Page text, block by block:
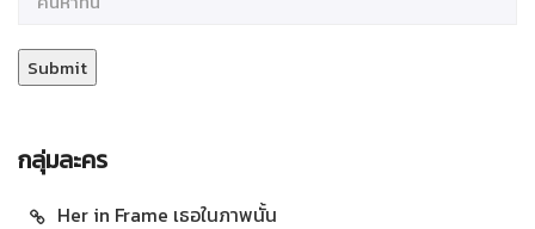
กลุ่มละคร
Her in Frame เธอในภาพนั้น